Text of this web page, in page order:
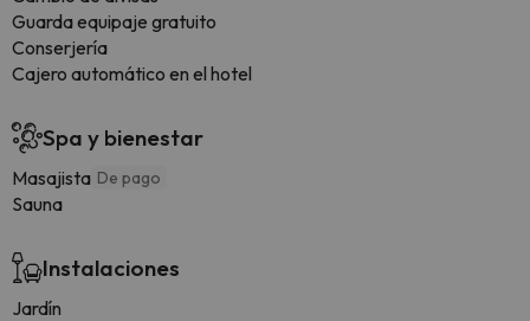
Guarda equipaje gratuito
Conserjería
Cajero automático en el hotel
Spa y bienestar
Masajista De pago
Sauna
Instalaciones
Jardín